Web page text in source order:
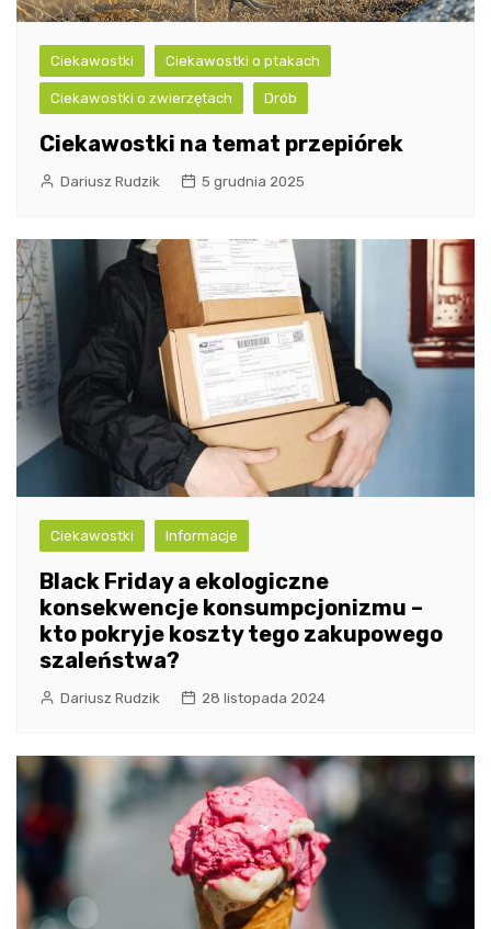
Ciekawostki Ciekawostki o ptakach
Ciekawostki o zwierzętach Drób
Ciekawostki na temat przepiórek
Dariusz Rudzik 5 grudnia 2025
Ciekawostki Informacje
Black Friday a ekologiczne
konsekwencje konsumpcjonizmu –
kto pokryje koszty tego zakupowego
szaleństwa?
Dariusz Rudzik 28 listopada 2024